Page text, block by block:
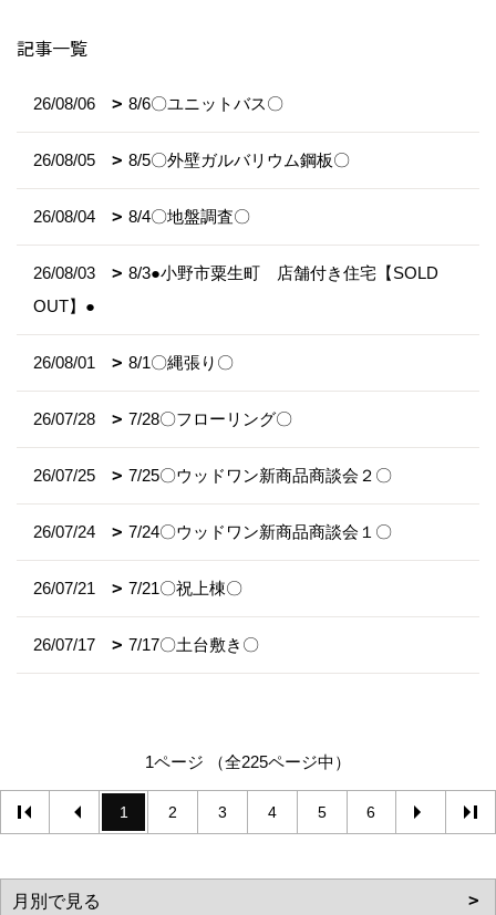
記事一覧
26/08/06 8/6〇ユニットバス〇
26/08/05 8/5〇外壁ガルバリウム鋼板〇
26/08/04 8/4〇地盤調査〇
26/08/03
8/3●小野市粟生町 店舗付き住宅【SOLD
OUT】●
26/08/01 8/1〇縄張り〇
26/07/28 7/28〇フローリング〇
26/07/25 7/25〇ウッドワン新商品商談会２〇
26/07/24 7/24〇ウッドワン新商品商談会１〇
26/07/21 7/21〇祝上棟〇
26/07/17 7/17〇土台敷き〇
1ページ （全225ページ中）
1 2 3 4 5 6